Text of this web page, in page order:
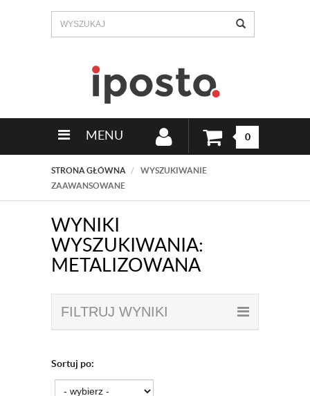
MENU 0
STRONA GŁÓWNA
WYSZUKIWANIE
ZAAWANSOWANE
WYNIKI
WYSZUKIWANIA:
METALIZOWANA
FILTRUJ WYNIKI
Sortuj po: